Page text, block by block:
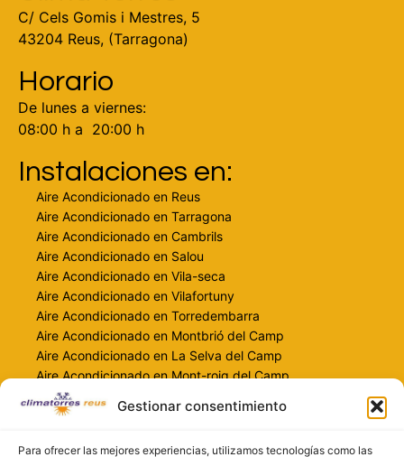
Gestionar consentimiento
Para ofrecer las mejores experiencias, utilizamos tecnologías como las
C/ Cels Gomis i Mestres, 5
43204 Reus, (Tarragona)
Horario
De lunes a viernes:
08:00 h a 20:00 h
Instalaciones en:
Aire Acondicionado en Reus
Aire Acondicionado en Tarragona
Aire Acondicionado en Cambrils
Aire Acondicionado en Salou
Aire Acondicionado en Vila-seca
Aire Acondicionado en Vilafortuny
Aire Acondicionado en Torredembarra
Aire Acondicionado en Montbrió del Camp
Aire Acondicionado en La Selva del Camp
Aire Acondicionado en Mont-roig del Camp
Contacto
info@climatorresreus.com